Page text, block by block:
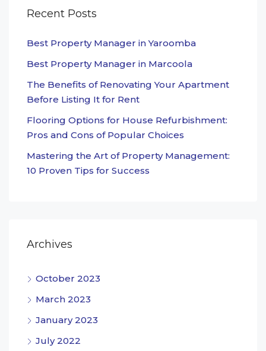
Recent Posts
Best Property Manager in Yaroomba
Best Property Manager in Marcoola
The Benefits of Renovating Your Apartment
Before Listing It for Rent
Flooring Options for House Refurbishment:
Pros and Cons of Popular Choices
Mastering the Art of Property Management:
10 Proven Tips for Success
Archives
October 2023
March 2023
January 2023
July 2022